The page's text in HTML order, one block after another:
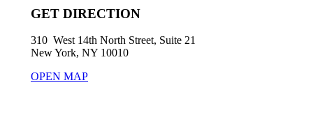
GET DIRECTION
310 West 14th North Street, Suite 21
New York, NY 10010
OPEN MAP